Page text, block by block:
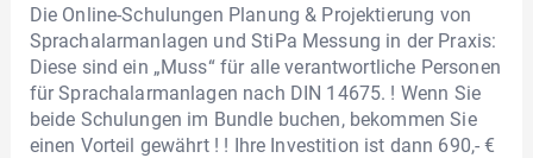
Die Online-Schulungen Planung & Projektierung von
Sprachalarmanlagen und StiPa Messung in der Praxis:
Diese sind ein „Muss“ für alle verantwortliche Personen
für Sprachalarmanlagen nach DIN 14675. ! Wenn Sie
beide Schulungen im Bundle buchen, bekommen Sie
einen Vorteil gewährt ! ! Ihre Investition ist dann 690,- €